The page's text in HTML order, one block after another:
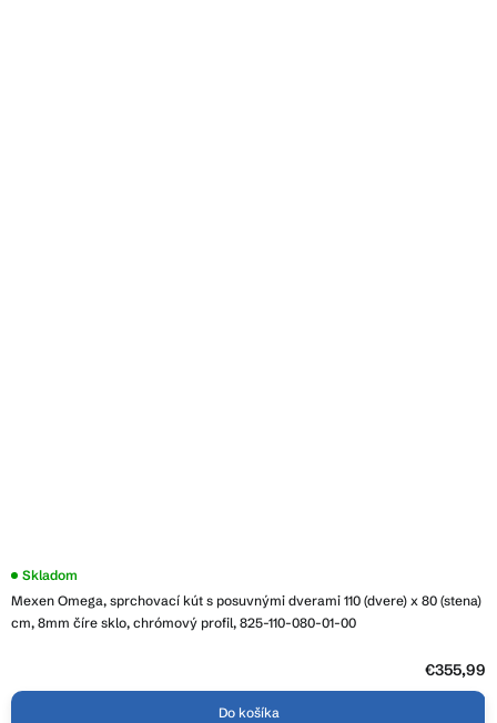
Mexen Omega, sprchovací kút s posuvnými dverami 110 (dvere) x 80 (stena)
cm, 8mm číre sklo, chrómový profil, 825-110-080-01-00
Skladom
€355,99
Do košíka